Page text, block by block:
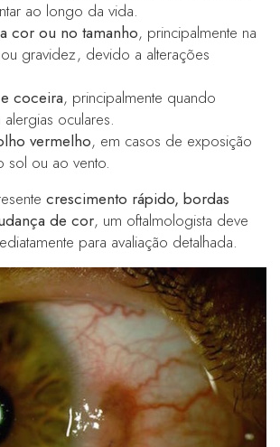
ao longo da vida.
cor ou no tamanho, principalmente na
gravidez, devido a alterações
coceira, principalmente quando
oculares.
vermelho, em casos de exposição
sol ou ao vento.
crescimento rápido, bordas
de cor, um oftalmologista deve
para avaliação detalhada.